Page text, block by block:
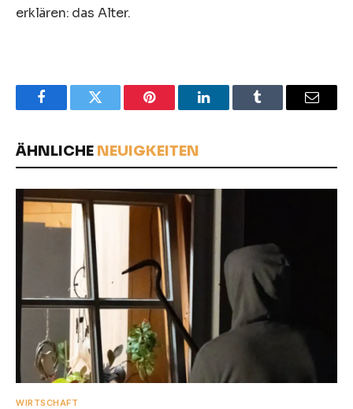
erklären: das Alter.
FacebookTwitter Pinterest LinkedInTumblr Email
ÄHNLICHE NEUIGKEITEN
WIRTSCHAFT